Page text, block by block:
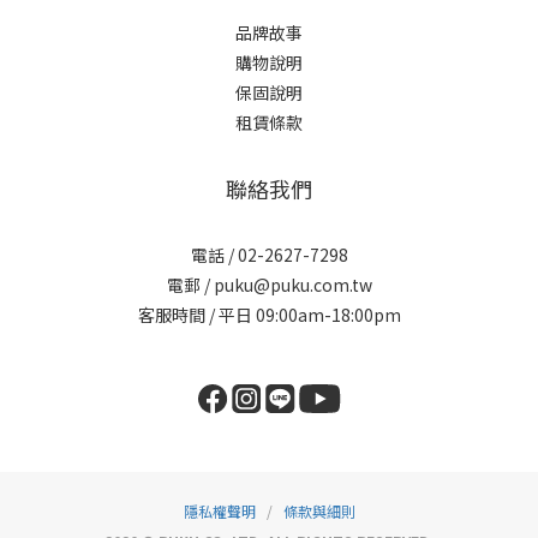
品牌故事
購物說明
保固說明
租賃條款
聯絡我們
電話 / 02-2627-7298
電郵 / puku@puku.com.tw
客服時間 / 平日 09:00am-18:00pm
隱私權聲明/ 條款與細則